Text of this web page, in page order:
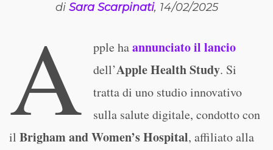
di Sara Scarpinati, 14/02/2025
A pple haannunciato il lancio
dell’Apple Health Study. Si
tratta di uno studio innovativo
sulla salute digitale, condotto con
il Brigham and Women’s Hospital, affiliato alla